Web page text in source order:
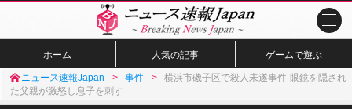
ホーム 人気の記事 ゲームで遊ぶ
ニュース速報Japan 事件
横浜市磯子区で殺人未遂事件-眼鏡を隠され
た父親が激怒し息子を刺す